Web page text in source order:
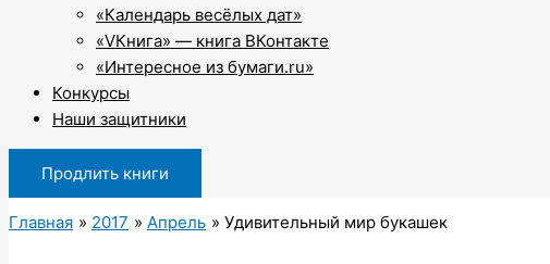
«Календарь весёлых дат»
«VКнига» — книга ВКонтакте
«Интересное из бумаги.ru»
Конкурсы
Наши защитники
Продлить книги
Главная 2017 Апрель Удивительный мир букашек